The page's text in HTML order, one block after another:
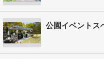
公園イベントス